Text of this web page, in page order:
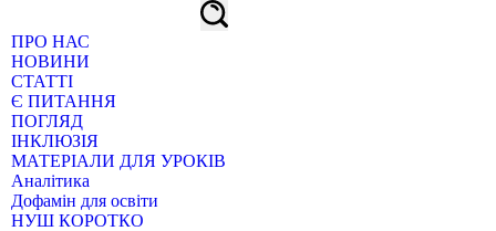
ПРО НАС
НОВИНИ
СТАТТІ
Є ПИТАННЯ
ПОГЛЯД
ІНКЛЮЗІЯ
МАТЕРІАЛИ ДЛЯ УРОКІВ
Аналітика
Дофамін для освіти
НУШ КОРОТКО